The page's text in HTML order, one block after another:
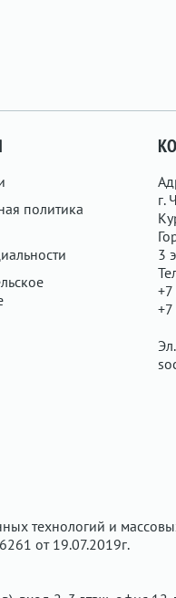
политика
г.
3
технологий и
от 19.07.2019г.